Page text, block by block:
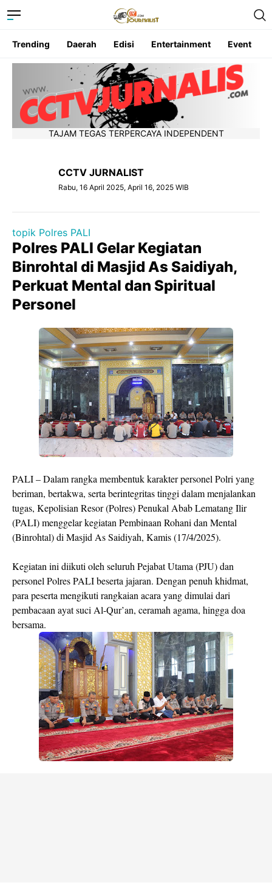
Trending Daerah Edisi Entertainment Event
TAJAM TEGAS TERPERCAYA INDEPENDENT
CCTV JURNALIST
Rabu, 16 April 2025, April 16, 2025 WIB
topik Polres PALI
Polres PALI Gelar Kegiatan
Binrohtal di Masjid As Saidiyah,
Perkuat Mental dan Spiritual
Personel
PALI – Dalam rangka membentuk karakter personel Polri yang
beriman, bertakwa, serta berintegritas tinggi dalam menjalankan
tugas, Kepolisian Resor (Polres) Penukal Abab Lematang Ilir
(PALI) menggelar kegiatan Pembinaan Rohani dan Mental
(Binrohtal) di Masjid As Saidiyah, Kamis (17/4/2025).
Kegiatan ini diikuti oleh seluruh Pejabat Utama (PJU) dan
personel Polres PALI beserta jajaran. Dengan penuh khidmat,
para peserta mengikuti rangkaian acara yang dimulai dari
pembacaan ayat suci Al-Qur’an, ceramah agama, hingga doa
bersama.